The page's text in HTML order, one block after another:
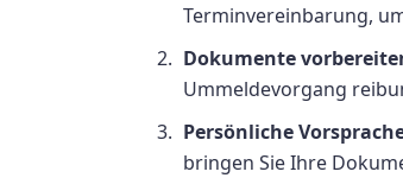
Terminvereinbarung,
Dokumente
Ummeldevorgang
Persönliche
bringen Sie Ihre